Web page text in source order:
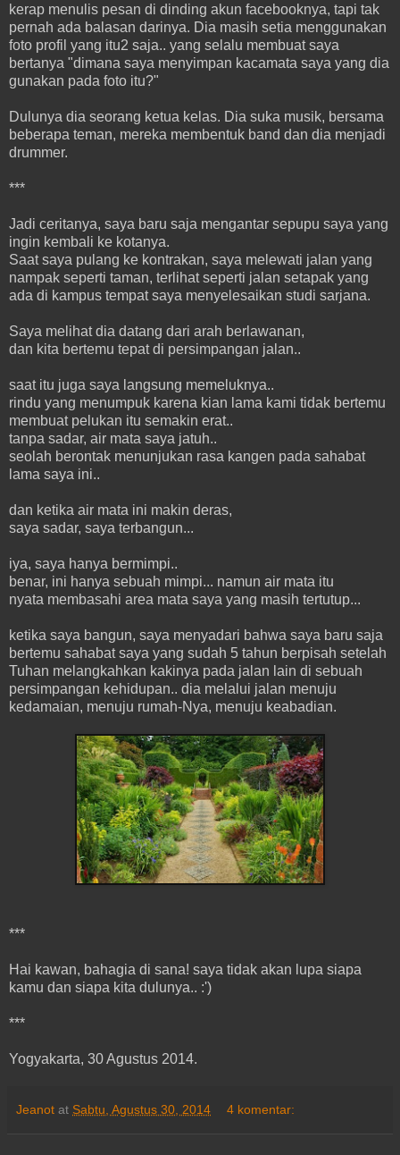
kerap menulis pesan di dinding akun facebooknya, tapi tak
pernah ada balasan darinya. Dia masih setia menggunakan
foto profil yang itu2 saja.. yang selalu membuat saya
bertanya "dimana saya menyimpan kacamata saya yang dia
gunakan pada foto itu?"
Dulunya dia seorang ketua kelas. Dia suka musik, bersama
beberapa teman, mereka membentuk band dan dia menjadi
drummer.
***
Jadi ceritanya, saya baru saja mengantar sepupu saya yang
ingin kembali ke kotanya.
Saat saya pulang ke kontrakan, saya melewati jalan yang
nampak seperti taman, terlihat seperti jalan setapak yang
ada di kampus tempat saya menyelesaikan studi sarjana.
Saya melihat dia datang dari arah berlawanan,
dan kita bertemu tepat di persimpangan jalan..
saat itu juga saya langsung memeluknya..
rindu yang menumpuk karena kian lama kami tidak bertemu
membuat pelukan itu semakin erat..
tanpa sadar, air mata saya jatuh..
seolah berontak menunjukan rasa kangen pada sahabat
lama saya ini..
dan ketika air mata ini makin deras,
saya sadar, saya terbangun...
iya, saya hanya bermimpi..
benar, ini hanya sebuah mimpi... namun air mata itu
nyata membasahi area mata saya yang masih tertutup...
ketika saya bangun, saya menyadari bahwa saya baru saja
bertemu sahabat saya yang sudah 5 tahun berpisah setelah
Tuhan melangkahkan kakinya pada jalan lain di sebuah
persimpangan kehidupan.. dia melalui jalan menuju
kedamaian, menuju rumah-Nya, menuju keabadian.
***
Hai kawan, bahagia di sana! saya tidak akan lupa siapa
kamu dan siapa kita dulunya.. :')
***
Yogyakarta, 30 Agustus 2014.
Jeanot at Sabtu, Agustus 30, 2014 4 komentar: